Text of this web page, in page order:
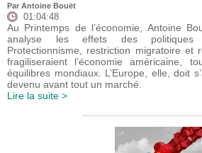
Par Antoine Bouët
01:04:48
Au Printemps de l’économie, Antoine
analyse les effets des politiques
Protectionnisme, restriction migratoire et
fragiliseraient l’économie américaine,
équilibres mondiaux. L’Europe, elle, doit
devenu avant tout un marché.
Lire la suite >